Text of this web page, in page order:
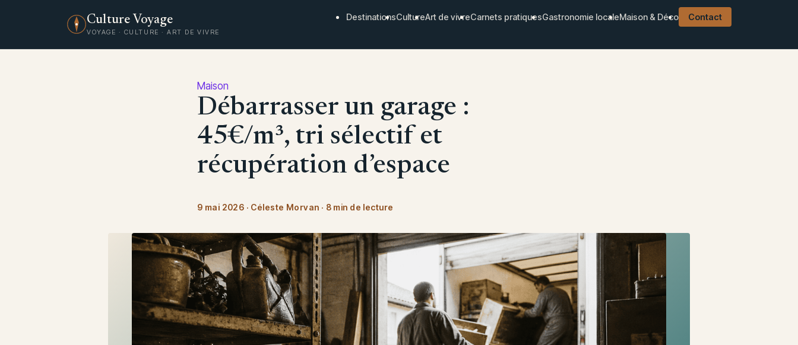
Culture Voyage
VOYAGE · CULTURE · ART DE VIVRE
DestinationsCultureArt de vivreCarnets pratiquesGastronomie localeMaison & Déco Contact
Maison
Débarrasser un garage :
45€/m³, tri sélectif et
récupération d’espace
9 mai 2026 · Céleste Morvan · 8 min de lecture